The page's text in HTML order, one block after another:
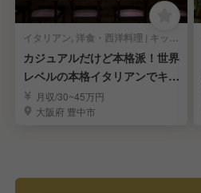
イタリアン, 洋食・西洋料理 | キッチンスタッフ
カジュアルだけど本格派！世界
レベルの本格イタリアンでキッ
チンスタッフ募集！
月収/30~45万円
大阪府 豊中市